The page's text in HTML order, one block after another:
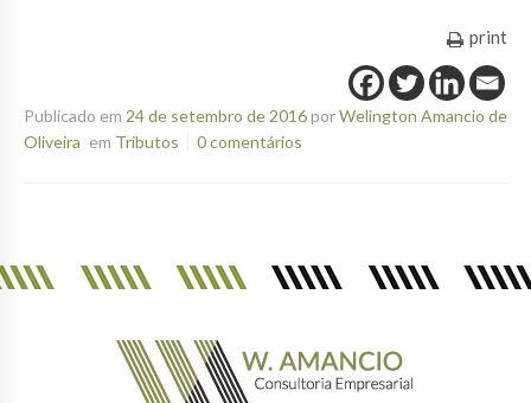
print
Publicado em 24 de setembro de 2016porWelington Amancio de
Oliveira em Tributos 0 comentários